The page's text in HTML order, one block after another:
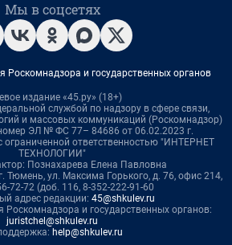
Мы в соцсетях
Роскомнадзора и государственных органов
издание «45.ру» (18+)
службой по надзору в сфере связи,
и массовых коммуникаций (Роскомнадзор)
ЭЛ № ФС 77– 84686 от 06.02.2023 г.
ограниченной ответственностью "ИНТЕРНЕТ
ТЕХНОЛОГИИ"
Познахарева Елена Павловна
Тюмень, ул. Максима Горького, д. 76, офис 214,
72-72 (доб. 116, 8-352-222-91-60
адрес редакции: 45@shkulev.ru
Роскомнадзора и государственных органов:
juristchel@shkulev.ru
help@shkulev.ru